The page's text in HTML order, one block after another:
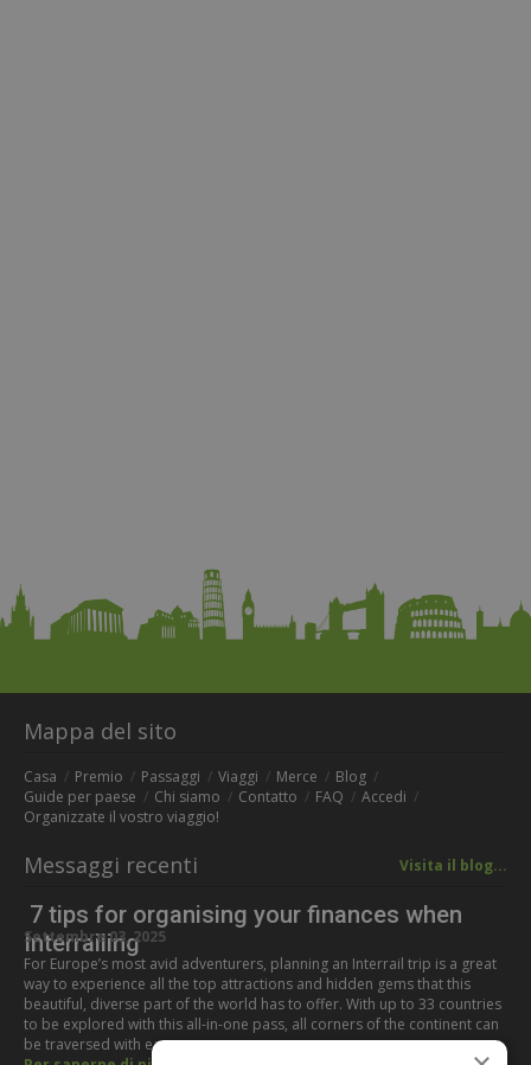
Mappa del sito
Casa Premio Passaggi Viaggi Merce
Blog
Guide per paese
Chi siamo Contatto FAQ
Accedi
Organizzate il vostro viaggio!
Messaggi recenti Visita il blog...
7 tips for organising your finances when
Interrailing
Settembre 03, 2025
For Europe’s most avid adventurers, planning an Interrail trip is a great
way to experience all the top attractions and hidden gems that this
beautiful, diverse part of the world has to offer. With up to 33 countries
to be explored with this all-in-one pass, all corners of the continent can
be traversed with ease,…